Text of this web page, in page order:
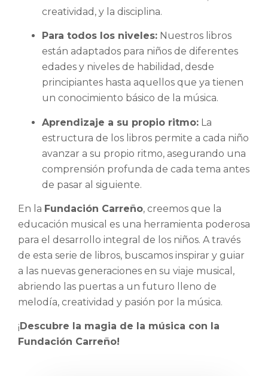
creatividad, y la disciplina.
Para todos los niveles: Nuestros libros
están adaptados para niños de diferentes
edades y niveles de habilidad, desde
principiantes hasta aquellos que ya tienen
un conocimiento básico de la música.
Aprendizaje a su propio ritmo: La
estructura de los libros permite a cada niño
avanzar a su propio ritmo, asegurando una
comprensión profunda de cada tema antes
de pasar al siguiente.
En la Fundación Carreño, creemos que la
educación musical es una herramienta poderosa
para el desarrollo integral de los niños. A través
de esta serie de libros, buscamos inspirar y guiar
a las nuevas generaciones en su viaje musical,
abriendo las puertas a un futuro lleno de
melodía, creatividad y pasión por la música.
¡ Descubre la magia de la música con la
Fundación Carreño!